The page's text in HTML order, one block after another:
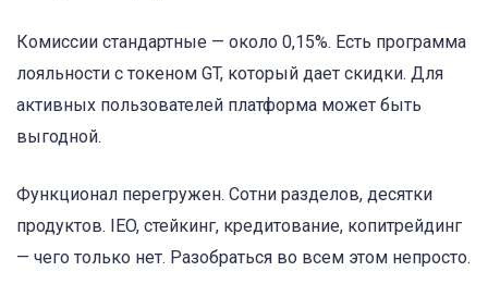
Комиссии стандартные — около 0,15%. Есть программа
лояльности с токеном GT, который дает скидки. Для
активных пользователей платформа может быть
выгодной.
Функционал перегружен. Сотни разделов, десятки
продуктов. IEO, стейкинг, кредитование, копитрейдинг
— чего только нет. Разобраться во всем этом непросто.